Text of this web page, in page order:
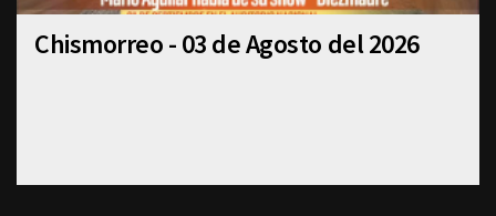
Chismorreo - 03 de Agosto del 2026